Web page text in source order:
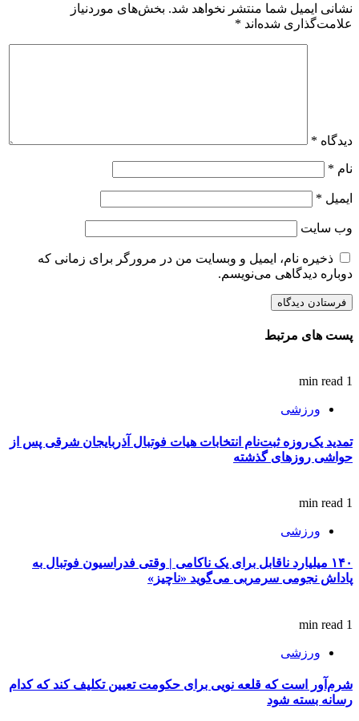
نشانی ایمیل شما منتشر نخواهد شد. بخش‌های موردنیاز
علامت‌گذاری شده‌اند *
دیدگاه *
نام *
ایمیل *
وب‌ سایت
ذخیره نام، ایمیل و وبسایت من در مرورگر برای زمانی که
دوباره دیدگاهی می‌نویسم.
پست های مرتبط
1 min read
ورزشی
تمدید یک‌روزه ثبت‌نام انتخابات هیات فوتبال آذربایجان‌ شرقی پس از
حواشی روزهای گذشته
1 min read
ورزشی
۱۴۰ میلیارد ناقابل برای یک ناکامی | وقتی فدراسیون فوتبال به
پاداش نجومی سرمربی می‌گوید «ناچیز»
1 min read
ورزشی
شرم‌آور است که قلعه نویی برای حکومت تعیین تکلیف کند که کدام
رسانه بسته شود